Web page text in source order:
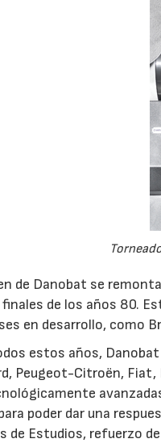
de Danobat se
de los años 80.
en desarrollo, como
estos años,
Peugeot-Citroën,
poder dar una
de Estudios, refuerzo